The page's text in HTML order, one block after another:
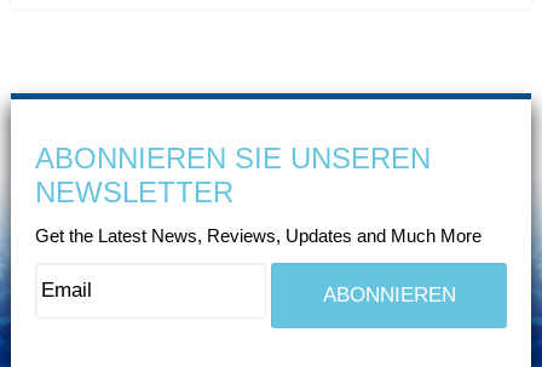
ABONNIEREN SIE UNSEREN
NEWSLETTER
Get the Latest News, Reviews, Updates and Much More